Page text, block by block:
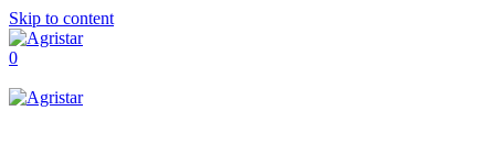
Skip to content
0